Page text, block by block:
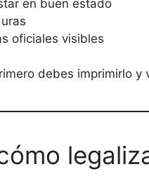
en buen estado
oficiales visibles
debes imprimirlo y